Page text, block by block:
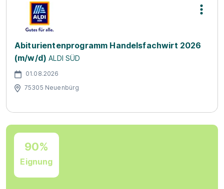
Abiturientenprogramm Handelsfachwirt 2026
(m/w/d) ALDI SÜD
01.08.2026
75305 Neuenbürg
90%
Eignung